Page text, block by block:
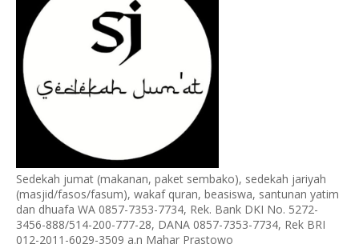
Sedekah jumat (makanan, paket sembako), sedekah jariyah
(masjid/fasos/fasum), wakaf quran, beasiswa, santunan yatim
dan dhuafa WA 0857-7353-7734, Rek. Bank DKI No. 5272-
3456-888/514-200-777-28, DANA 0857-7353-7734, Rek BRI
012-2011-6029-3509 a.n Mahar Prastowo